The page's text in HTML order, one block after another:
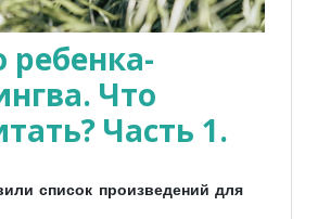
ребенка-
Что
Часть 1.
список произведений для